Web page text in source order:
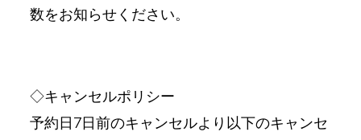
数をお知らせください。
◇キャンセルポリシー
予約日7日前のキャンセルより以下のキャンセ